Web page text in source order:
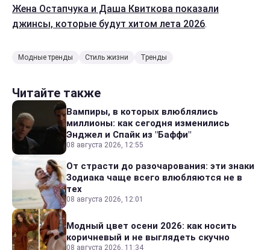
Жена Остапчука и Даша Квиткова показали
джинсы, которые будут хитом лета 2026.
Модные тренды Стиль жизни Тренды
Читайте также
Вампиры, в которых влюблялись
миллионы: как сегодня изменились
Энджел и Спайк из "Баффи"
08 августа 2026, 12:55
От страсти до разочарования: эти знаки
Зодиака чаще всего влюбляются не в
тех
08 августа 2026, 12:01
Модный цвет осени 2026: как носить
коричневый и не выглядеть скучно
08 августа 2026, 11:34